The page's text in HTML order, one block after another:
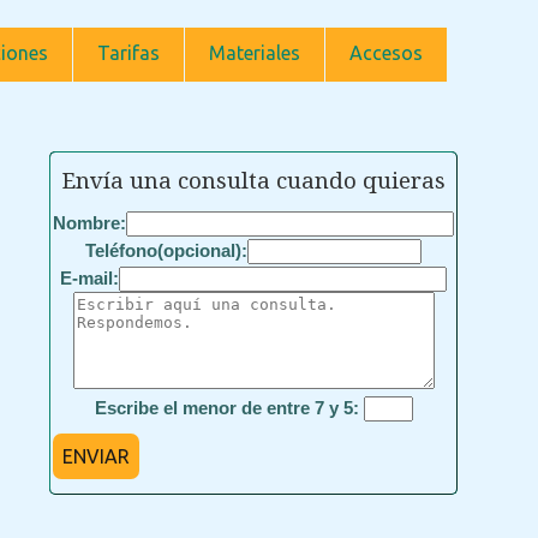
Tarifas Materiales Accesos
Envía una consulta cuando quieras
Nombre:
Teléfono(opcional):
E-mail:
Escribe el menor de entre 7 y 5:
ENVIAR